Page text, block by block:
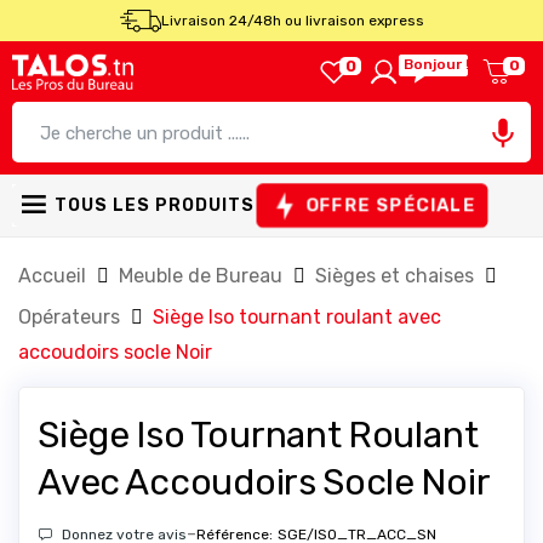
Livraison 24/48h ou livraison express
0 Bonjour ! 0

TOUS LES PRODUITS OFFRE SPÉCIALE
Accueil Meuble de Bureau
Sièges et chaises
Opérateurs
Siège Iso tournant roulant avec
accoudoirs socle Noir
Siège Iso Tournant Roulant
Avec Accoudoirs Socle Noir
Donnez votre avis-Référence: SGE/ISO_TR_ACC_SN